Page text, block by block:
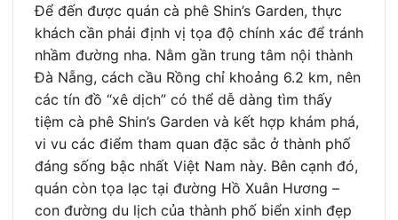
Để đến được quán cà phê Shin’s Garden, thực
khách cần phải định vị tọa độ chính xác để tránh
nhầm đường nha. Nằm gần trung tâm nội thành
Đà Nẵng, cách cầu Rồng chỉ khoảng 6.2 km, nên
các tín đồ “xê dịch” có thể dễ dàng tìm thấy
tiệm cà phê Shin’s Garden và kết hợp khám phá,
vi vu các điểm tham quan đặc sắc ở thành phố
đáng sống bậc nhất Việt Nam này. Bên cạnh đó,
quán còn tọa lạc tại đường Hồ Xuân Hương –
con đường du lịch của thành phố biển xinh đẹp